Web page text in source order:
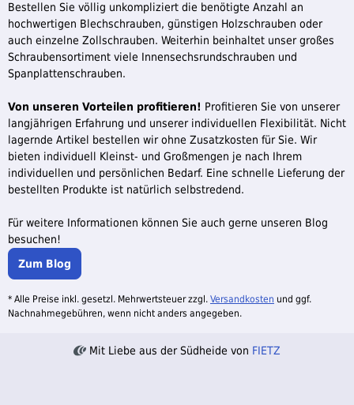
Bestellen Sie völlig unkompliziert die benötigte Anzahl an
hochwertigen Blechschrauben, günstigen Holzschrauben oder
auch einzelne Zollschrauben. Weiterhin beinhaltet unser großes
Schraubensortiment viele Innensechsrundschrauben und
Spanplattenschrauben.
Von unseren Vorteilen profitieren! Profitieren Sie von unserer
langjährigen Erfahrung und unserer individuellen Flexibilität. Nicht
lagernde Artikel bestellen wir ohne Zusatzkosten für Sie. Wir
bieten individuell Kleinst- und Großmengen je nach Ihrem
individuellen und persönlichen Bedarf. Eine schnelle Lieferung der
bestellten Produkte ist natürlich selbstredend.
Für weitere Informationen können Sie auch gerne unseren Blog
besuchen!
Zum Blog
* Alle Preise inkl. gesetzl. Mehrwertsteuer zzgl. Versandkosten und ggf.
Nachnahmegebühren, wenn nicht anders angegeben.
Mit Liebe aus der Südheide von FIETZ